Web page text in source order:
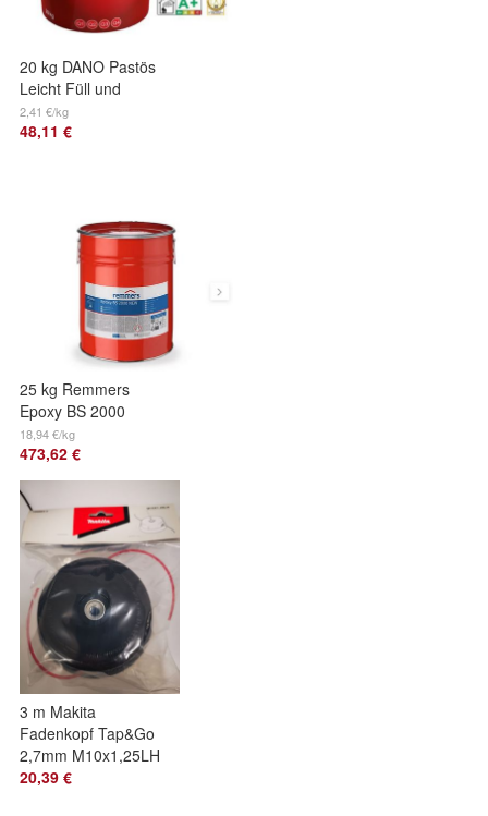
20 kg DANO Pastös
Leicht Füll und
Feinspachtel
Spachtelmasse Q1
2,41 €/kg
48,11 €
25 kg Remmers
Epoxy BS 2000
NEW
wasserbasierte
pigmentierte
Grundierung
18,94 €/kg
473,62 €
3 m Makita
Fadenkopf Tap&Go
2,7mm M10x1,25LH
Ersatzspule
20,39 €